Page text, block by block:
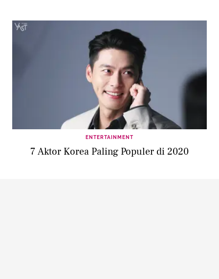
ENTERTAINMENT
7 Aktor Korea Paling Populer di 2020